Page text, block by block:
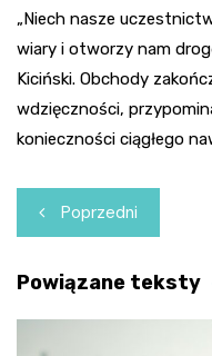
„Niech nasze
wiary i otworzy nam
Kiciński. Obchody
wdzięczności,
konieczności ciągłego
Nawigacja
wpisu
Poprzedni
Powiązane teksty